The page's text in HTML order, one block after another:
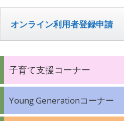
オンライン利用者登録申請
子育て支援コーナー
Young Generationコーナー